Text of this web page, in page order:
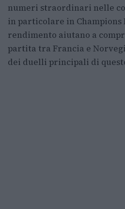
numeri straordinari nelle
in particolare in Champions
rendimento aiutano a
partita tra Francia e
dei duelli principali di